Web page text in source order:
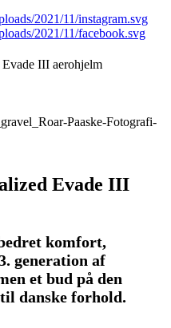
Evade III aerohjelm
Evade III
komfort,
generation af
et bud på den
danske forhold.